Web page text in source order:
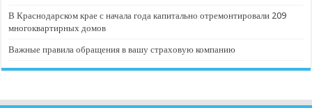
В Краснодарском крае с начала года капитально отремонтировали 209
многоквартирных домов
Важные правила обращения в вашу страховую компанию